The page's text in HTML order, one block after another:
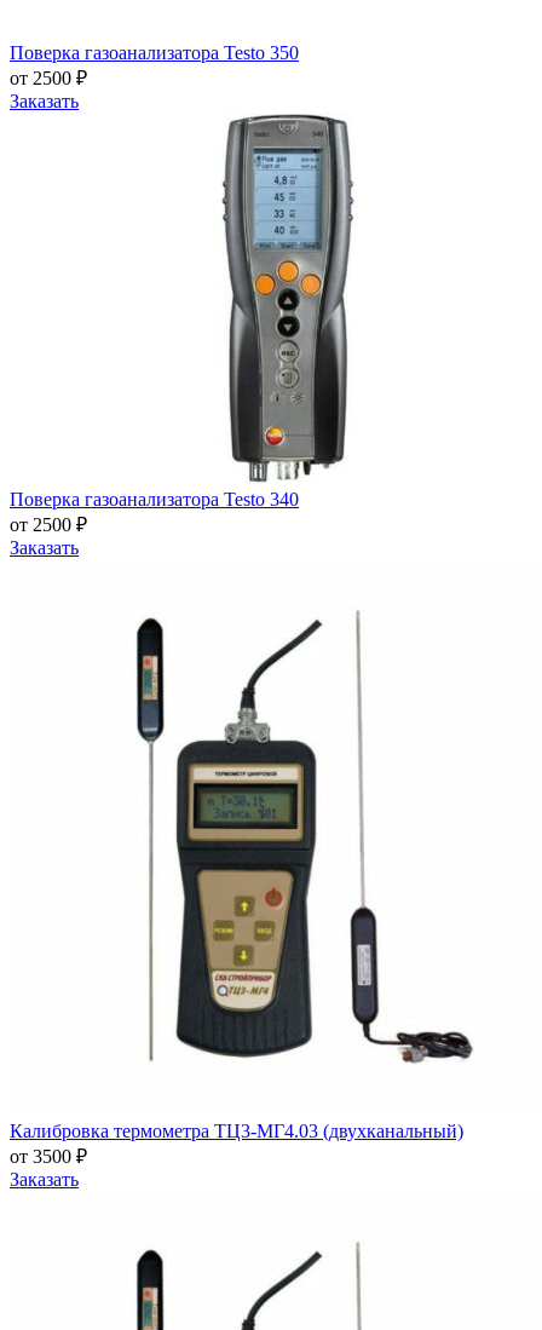
Поверка газоанализатора Testo 350
от 2500 ₽
Заказать
Поверка газоанализатора Testo 340
от 2500 ₽
Заказать
Калибровка термометра ТЦ3-МГ4.03 (двухканальный)
от 3500 ₽
Заказать